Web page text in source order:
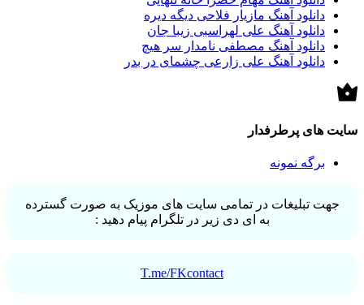
دانلود آهنگ مازیار فلاحی دیگه دیره
دانلود آهنگ علی لهراسبی زیبا جان
دانلود آهنگ مصطفی نامدار سر هیچ
دانلود آهنگ علی زارعی چشمای در بدر
سایت های پرطرفدار
برگه نمونه
جهت تبلیغات در تمامی سایت های موزیک به صورت گسترده
به ای دی زیر در تلگرام پیام دهید :
T.me/FKcontact